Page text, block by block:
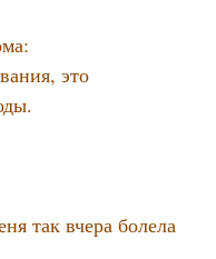
это
так вчера болела